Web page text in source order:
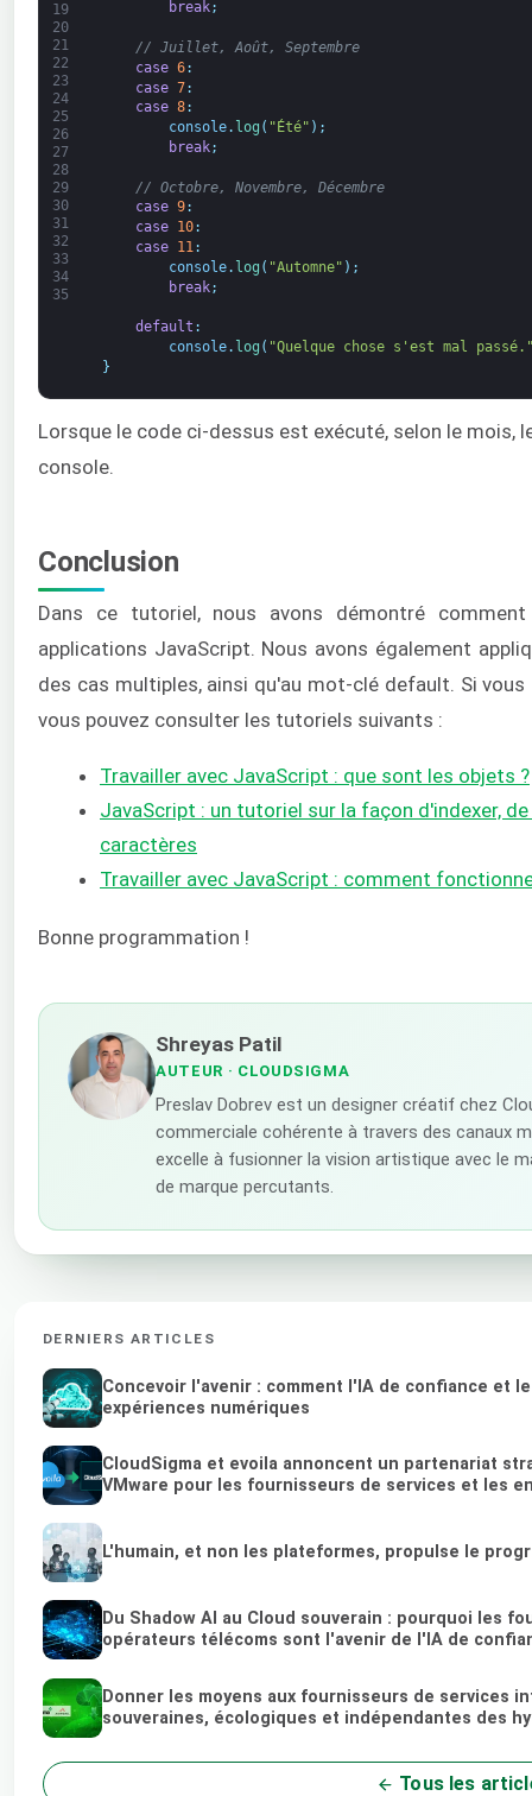
19
20
21
22
23
24
25
26
27
28
29
30
31
32
33
34
35
break;
// Juillet, Août, Septembre
case 6:
case 7:
case 8:
console. log ( "Été" ) ;
break;
// Octobre, Novembre, Décembre
case 9:
case
10:
case
11:
console. log ( "Automne" ) ;
break;
default :
console. log ( "Quelque chose s'est mal
}
Lorsque le code ci-dessus est exécuté, selon le mois,
console.
Conclusion
Dans ce tutoriel, nous avons démontré
applications JavaScript. Nous avons également
des cas multiples, ainsi qu'au mot-clé default. Si
vous pouvez consulter les tutoriels suivants :
Travailler avec JavaScript : que sont les objets ?
JavaScript : un tutoriel sur la façon d'indexer,
caractères
Travailler avec JavaScript : comment
Bonne programmation !
Shreyas Patil
AUTEUR · CLOUDSIGMA
Preslav Dobrev est un designer créatif chez
commerciale cohérente à travers des canaux
excelle à fusionner la vision artistique avec le
de marque percutants.
DERNIERS ARTICLES
Concevoir l'avenir : comment l'IA de confiance et
expériences numériques
CloudSigma et evoila annoncent un partenariat
VMware pour les fournisseurs de services et les
L'humain, et non les plateformes, propulse le
Du Shadow AI au Cloud souverain : pourquoi les
opérateurs télécoms sont l'avenir de l'IA de
Donner les moyens aux fournisseurs de services
souveraines, écologiques et indépendantes des
Tous les